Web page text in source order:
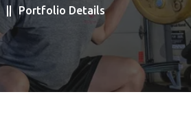
Portfolio Details